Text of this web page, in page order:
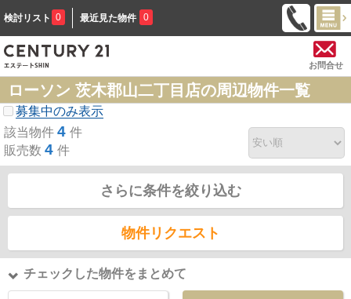
検討リスト 0 最近見た物件 0
お問合せ
ローソン 茨木郡山二丁目店の周辺物件一覧
募集中のみ表示
該当物件 4 件
販売数 4 件
さらに条件を絞り込む
物件リクエスト
チェックした物件をまとめて